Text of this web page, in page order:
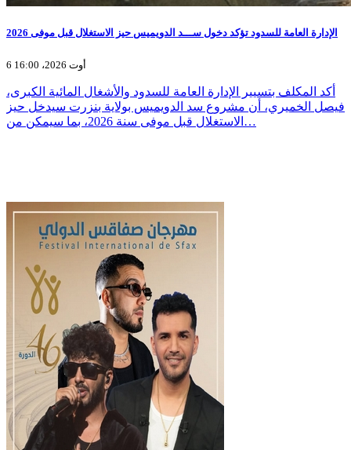
الإدارة العامة للسدود تؤكد دخول ســـد الدويميس حيز الاستغلال قبل موفى 2026
6 أوت 2026، 16:00
أكد المكلف بتسيير الإدارة العامة للسدود والأشغال المائية الكبرى،
فيصل الخميري، أن مشروع سد الدويميس بولاية بنزرت سيدخل حيز
الاستغلال قبل موفى سنة 2026، بما سيمكن من…